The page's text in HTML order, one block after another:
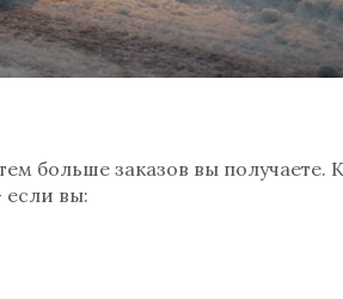
больше заказов вы получаете.
если вы: